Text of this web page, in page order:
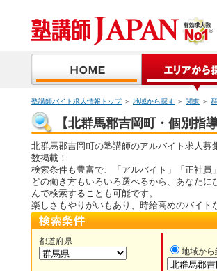
塾講師バイト求人情報トップ＞ 地域から探す ＞ 関東 ＞
【北群馬郡吉岡町・個別指
北群馬郡吉岡町の塾講師のアルバイト求人
数掲載！
検索条件も豊富で、「アルバイト」「正社
どの働き方もいろいろ選べるから、あなた
んで検索することも可能です。
楽しさもやりがいもあり、時給高めのバイト
都道府県
地域から